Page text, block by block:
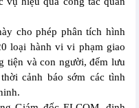
cho phép phân tích hình
loại hành vi vi phạm giao
tiện và con người, đếm lưu
cảnh báo sớm các tình